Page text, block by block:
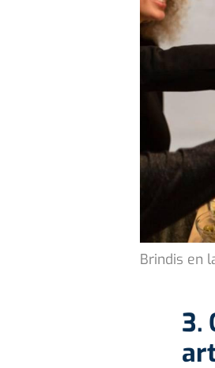
Brindis en
3.